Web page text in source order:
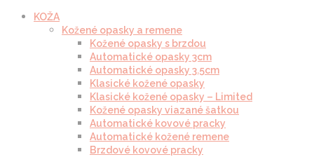
KOŽA
Kožené opasky a remene
Kožené opasky s brzdou
Automatické opasky 3cm
Automatické opasky 3.5cm
Klasické kožené opasky
Klasické kožené opasky – Limited
Kožené opasky viazané šatkou
Automatické kovové pracky
Automatické kožené remene
Brzdové kovové pracky